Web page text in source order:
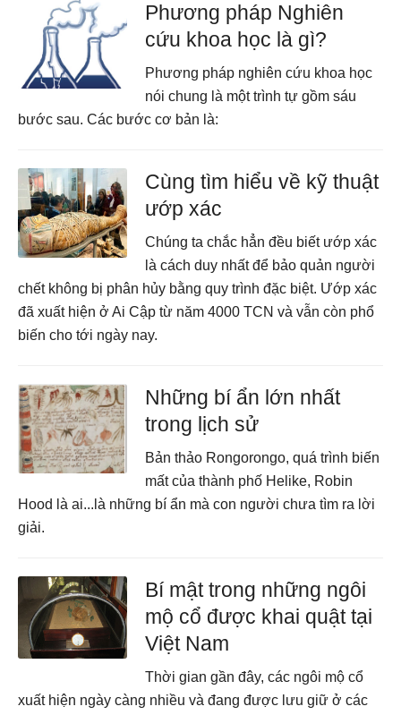
Phương pháp Nghiên
cứu khoa học là gì?
Phương pháp nghiên cứu khoa học
nói chung là một trình tự gồm sáu
bước sau. Các bước cơ bản là:
Cùng tìm hiểu về kỹ thuật
ướp xác
Chúng ta chắc hẳn đều biết ướp xác
là cách duy nhất để bảo quản người
chết không bị phân hủy bằng quy trình đặc biệt. Ướp xác
đã xuất hiện ở Ai Cập từ năm 4000 TCN và vẫn còn phổ
biến cho tới ngày nay.
Những bí ẩn lớn nhất
trong lịch sử
Bản thảo Rongorongo, quá trình biến
mất của thành phố Helike, Robin
Hood là ai...là những bí ẩn mà con người chưa tìm ra lời
giải.
Bí mật trong những ngôi
mộ cổ được khai quật tại
Việt Nam
Thời gian gần đây, các ngôi mộ cổ
xuất hiện ngày càng nhiều và đang được lưu giữ ở các